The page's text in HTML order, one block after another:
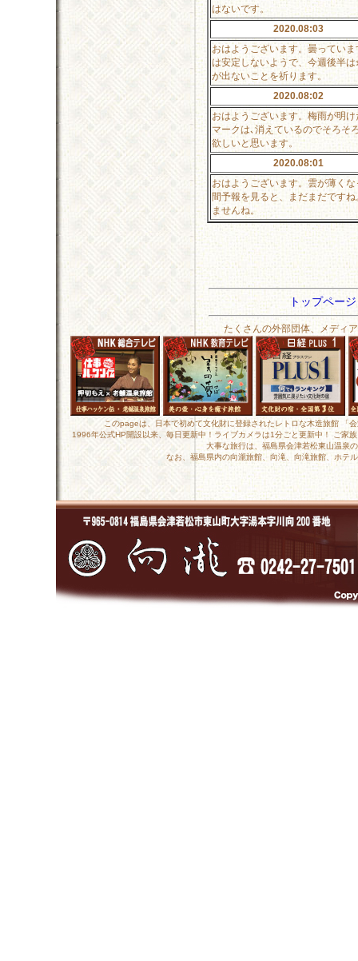
はないです。
2020.08:03
おはようございます。曇ってい
は安定しないようで、今週後半
が出ないことを祈ります。
2020.08:02
おはようございます。梅雨が明
マークは､消えているのでそろそ
欲しいと思います。
2020.08:01
おはようございます。雲が薄く
間予報を見ると、まだまだです
ませんね。
トップペー
たくさんの外部団体、メディ
このpageは、日本で初めて文化財に登録されたレトロな木造旅館
1996年公式HP開設以来、毎日更新中！ライブカメラは1分ごと更新中！ ご家
大事な旅行は、福島県会津若松東山温泉
なお、福島県内の向瀧旅館、向滝、向滝旅館、ホテ